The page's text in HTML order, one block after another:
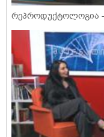
რეპროდუქტოლოგია -